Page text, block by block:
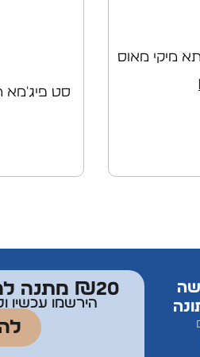
מיקי מאוס
סט פיג'מא
₪20 מתנה למצטרפים לחברי מועדון
הירשמו עכשיו